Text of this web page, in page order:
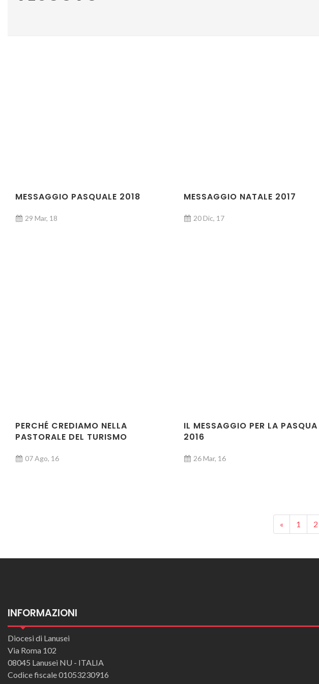
MESSAGGIO PASQUALE 2018
29 Mar, 18
MESSAGGIO NATALE 2017
20 Dic, 17
PERCHÉ CREDIAMO NELLA
PASTORALE DEL TURISMO
07 Ago, 16
IL MESSAGGIO PER LA PASQUA
2016
26 Mar, 16
« 1 2
INFORMAZIONI
Diocesi di Lanusei
Via Roma 102
08045 Lanusei NU - ITALIA
Codice fiscale 01053230916